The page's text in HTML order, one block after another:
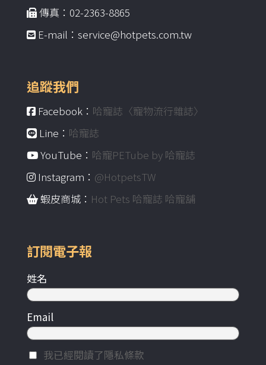
傳真：02-2363-8865
E-mail：service@hotpets.com.tw
追蹤我們
Facebook： 哈寵誌〈寵物流行雜誌〉
Line： 哈寵誌
YouTube： 哈寵PETube by 哈寵誌
Instagram： @HotpetsTW
蝦皮商城： Hot Pets 哈寵誌 哈寵舖
訂閱電子報
姓名
Email
我已經閱讀了隱私條款